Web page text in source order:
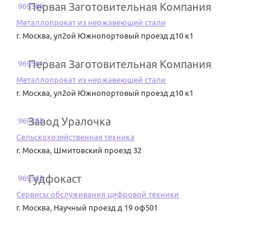
969560
Первая Заготовительная Компания
Металлопрокат из нержавеющей стали
г. Москва, ул2ой Южнопортовый проезд д10 к1
969561
Первая Заготовительная Компания
Металлопрокат из нержавеющей стали
г. Москва, ул2ой Южнопортовый проезд д10 к1
969562
Завод Уралочка
Сельскохозяйственная техника
г. Москва, Шмитовский проезд 32
969563
Гудфокаст
Сервисы обслуживания цифровой техники
г. Москва, Научный проезд д 19 оф501